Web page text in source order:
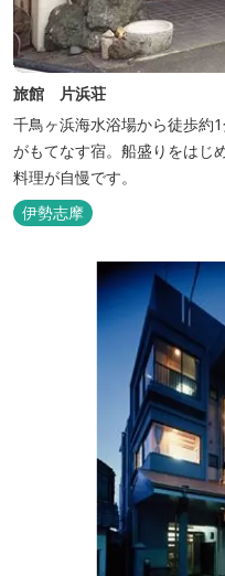
旅館 片浜荘
千鳥ヶ浜海水浴場から徒歩約
がもてなす宿。船盛りをはじ
料理が自慢です。
伊勢志摩